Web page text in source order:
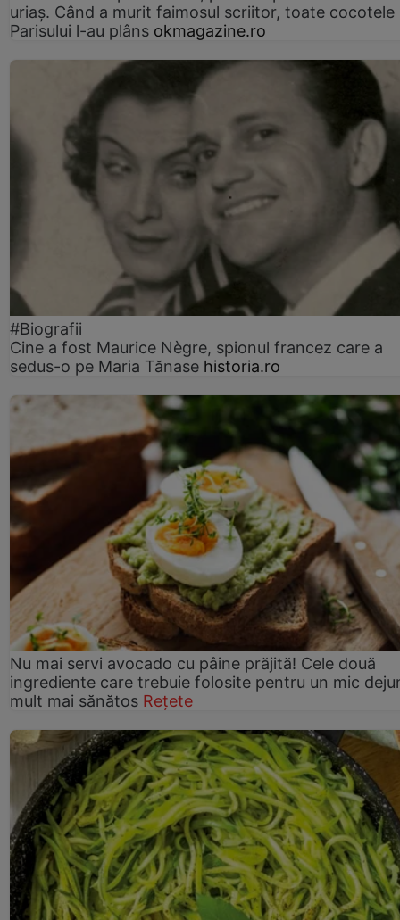
uriaș. Când a murit faimosul scriitor, toate cocotele
Parisului l-au plâns okmagazine.ro
#Biografii
Cine a fost Maurice Nègre, spionul francez care a
sedus-o pe Maria Tănase historia.ro
Nu mai servi avocado cu pâine prăjită! Cele două
ingrediente care trebuie folosite pentru un mic
mult mai sănătos Rețete